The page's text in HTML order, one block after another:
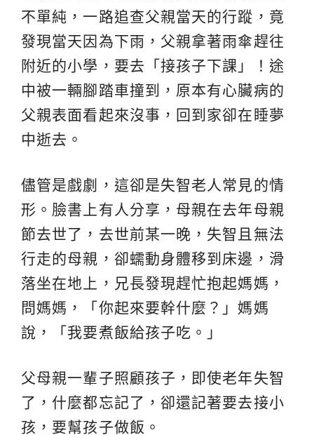
不單純，一路追查父親當天的行蹤，竟
發現當天因為下雨，父親拿著雨傘趕往
附近的小學，要去「接孩子下課」！途
中被一輛腳踏車撞到，原本有心臟病的
父親表面看起來沒事，回到家卻在睡夢
中逝去。
儘管是戲劇，這卻是失智老人常見的情
形。臉書上有人分享，母親在去年母親
節去世了，去世前某一晚，失智且無法
行走的母親，卻蠕動身體移到床邊，滑
落坐在地上，兄長發現趕忙抱起媽媽，
問媽媽，「你起來要幹什麼？」媽媽
說，「我要煮飯給孩子吃。」
父母親一輩子照顧孩子，即使老年失智
了，什麼都忘記了，卻還記著要去接小
孩，要幫孩子做飯。